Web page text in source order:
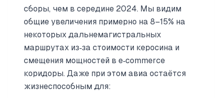
сборы, чем в середине 2024. Мы видим
общие увеличения примерно на 8–15% на
некоторых дальнемагистральных
маршрутах из‑за стоимости керосина и
смещения мощностей в e‑commerce
коридоры. Даже при этом авиа остаётся
жизнеспособным для: